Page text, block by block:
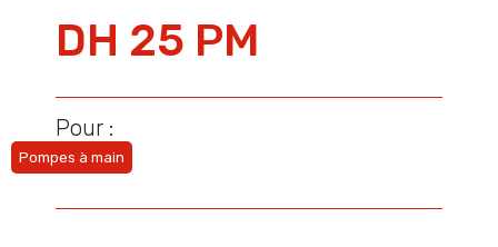
DH 25 PM
Pour :
Pompes à main